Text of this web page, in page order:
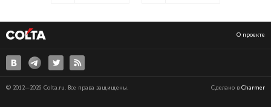
О проекте
© 2012—2026 Colta.ru. Все права защищены. Сделано в Charmer